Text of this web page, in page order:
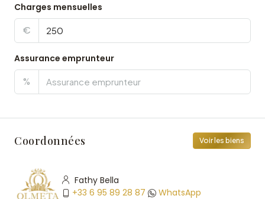
Charges mensuelles
€
Assurance emprunteur
%
Coordonnées Voir les biens
Fathy Bella
+33 6 95 89 28 87
WhatsApp